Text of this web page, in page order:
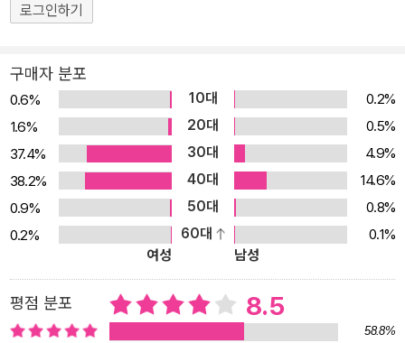
출간되었습니다. 주제곡 ‘Let it Go’ 등 악보집으로 표현된 예쁜 음악
들이 많은 사람들에게 다시 한 번 가족의 소중함을 일깨워 줄 것입니
자의 눈과 귀를 더욱 즐겁게 해 줄 것이며, 피아노 기초과정에 맞게 편
곡된 초급편(Easy)은 바이엘에서부터 체르니100번 수준까지 연주
가 가능합니다. 체르니30번 이상 수준의 중급편(Advanced)은 원곡
에 가까운 편곡과 함께 클래식과 모던한 사운드를 적절히 조화 하였
고, 수록된 10곡을 반주악보, 연주악보, 기타 코드가 수록된 단선율
악보 등 세 챕터로 나누어 총 30여곡을 3가지 버전으로 잘 정리한 신
개념 피아노 악보집입니다. “내가 걷던 세상 향해 이젠 소리칠 거야~
내리고~~” 디즈니 최고의 뮤지컬 애니메이션 [겨울왕국]에서 보여
준 높은 수준의 명품 OST, 영화가 종료된 후에는 VOD로 남아 너무
어려서 극장에 가보지 못한 가정의 아이들에게까지 전해질 것입니다.
세대 간에 이토록 오래 남겨질 여섯 주인공이 이끌어나가는 사랑, 희
로그인하기
구매자 분포
0.6% 10대
0.2%
1.6%
20대
0.5%
37.4%
30대
4.9%
38.2%
40대
14.6%
0.9%
50대
0.8%
0.2%
60대
0.1%
여성
남성
평점 분포 8.5
58.8%